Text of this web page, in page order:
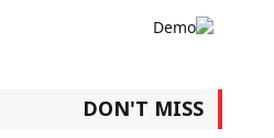
DON'T MISS